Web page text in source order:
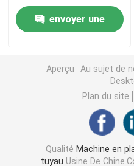
Machine d'extrudeuse
Machine d'extrusion de
Pp attachent la chaîne
Machine en plastique
de PVC faisant la
machineenvoyer une
Aperçu Au sujet de
Plan du site
Qualité Machine en
tuyau Usine De